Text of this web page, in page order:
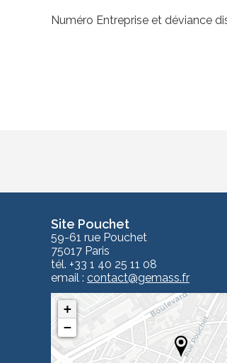
Numéro Entreprise et déviance
Site Pouchet
59-61 rue Pouchet
75017 Paris
tél. +33 1 40 25 11 08
email : contact@gemass.fr
+
−